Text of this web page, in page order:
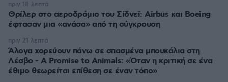
Θρίλερ στο αεροδρόμιο του Σίδνεϊ: Airbus και Boeing
έφτασαν μια «ανάσα» από τη σύγκρουση
πριν 18 λεπτά
Άλογα χορεύουν πάνω σε σπασμένα μπουκάλια στη
Λέσβο - A Promise to Animals: «Όταν η κριτική σε ένα
έθιμο θεωρείται επίθεση σε έναν τόπο»
πριν 21 λεπτά